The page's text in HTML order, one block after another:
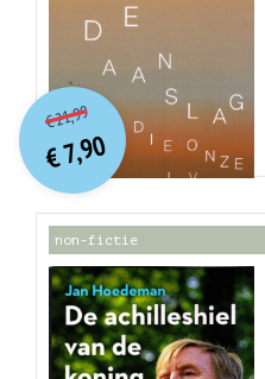
€21,99O
orspr
onkelijke
prijs
was:
€ 21,99.
€7,90
Huidige
prijs
is:
€ 7,90.
non-fictie